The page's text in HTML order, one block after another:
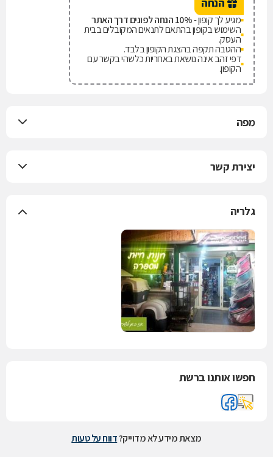
הנחה
מגיע לך קופון -10% הנחה לפונים דרך האתר
השימוש בקופון בהתאם לתנאים המקובלים בבית
העסק.
ההטבה תקפה בהצגת הקופון בלבד.
דפי זהב אינה נושאת באחריות כלשהי בקשר עם
הקופון.
מפה
יצירת קשר
גלריה
חפשו אותנו ברשת
מצאת מידע לא מדוייק?דווח על טעות